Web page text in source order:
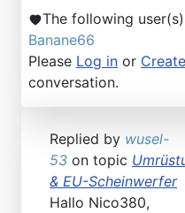
The following
Banane66
Please Log in or
conversation.
Replied by wusel-
53 on topic
& EU-Scheinwerfer
Hallo Nico380,